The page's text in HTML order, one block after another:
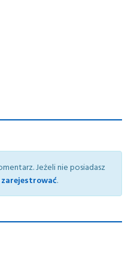
Jeżeli nie posiadasz
zarejestrować.